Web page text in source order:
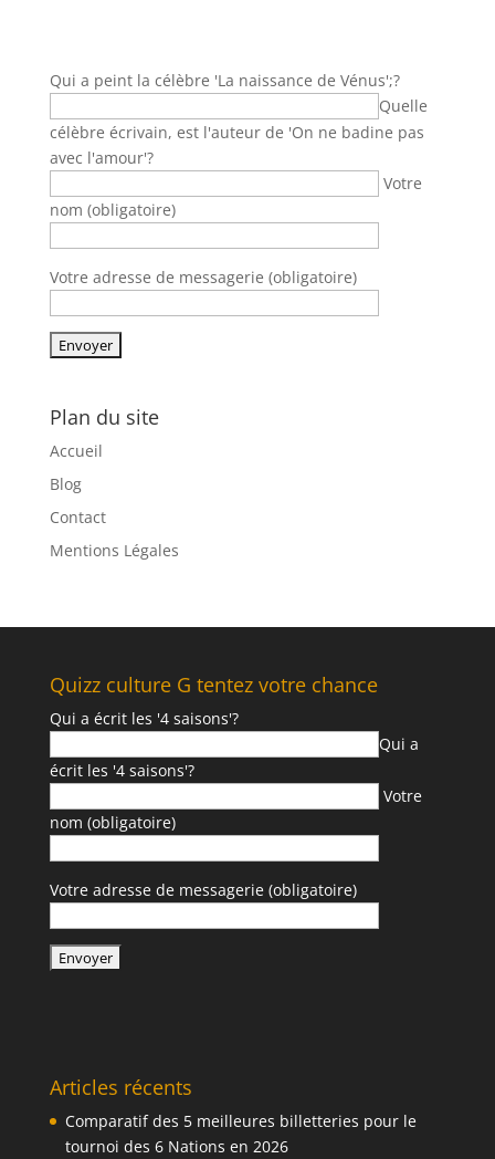
Qui a peint la célèbre 'La naissance de Vénus';?
Quelle
célèbre écrivain, est l'auteur de 'On ne badine pas
avec l'amour'?
Votre
nom (obligatoire)
Votre adresse de messagerie (obligatoire)
Plan du site
Accueil
Blog
Contact
Mentions Légales
Quizz culture G tentez votre chance
Qui a écrit les '4 saisons'?
Qui a
écrit les '4 saisons'?
Votre
nom (obligatoire)
Votre adresse de messagerie (obligatoire)
Articles récents
Comparatif des 5 meilleures billetteries pour le
tournoi des 6 Nations en 2026